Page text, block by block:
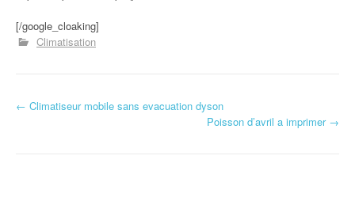
[/google_cloaking]
Climatisation
Navigation d'article
← Climatiseur mobile sans evacuation dyson
Poisson d’avril a imprimer →